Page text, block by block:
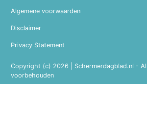
Copyright (c) 2026 | Schermerdagblad.nl -
voorbehouden
Algemene voorwaarden
Disclaimer
Privacy Statement